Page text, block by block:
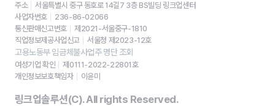
주소
서울특별시 중구 동호로 14길7 3층 BS빌딩 링크업센터
사업자번호
236-86-02066
통신판매신고번호
제2021-서울중구-1810
직업정보제공사업신고
서울청 제2023-12호
고용노동부 임금체불사업주 명단 조회
여성기업 확인
제0111-2022-22801호
개인정보보호책임자
이윤미
링크업솔루션(C). All rights Reserved.